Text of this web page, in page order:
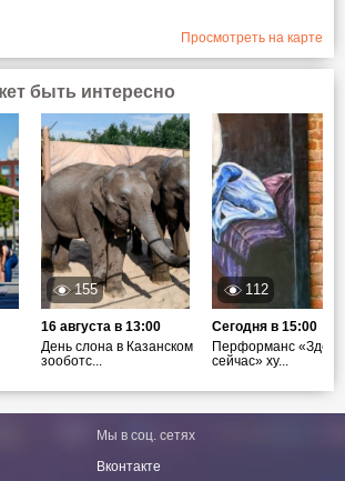
Просмотреть на карте
быть интересно
155
16 августа в 13:00
День слона в Казанском
зооботс...
112
Сегодня в 15:00
Перформанс «Здесь
сейчас» ху...
Мы в соц. сетях
Вконтакте